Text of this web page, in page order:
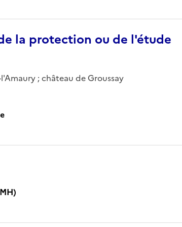
la protection ou de l'étude
; château de Groussay